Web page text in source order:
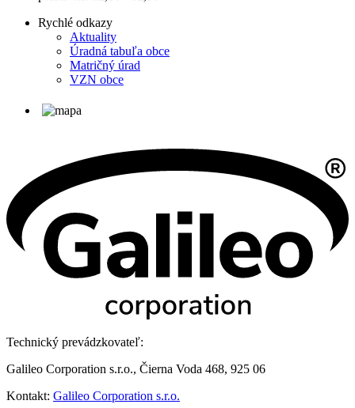
Rychlé odkazy
Aktuality
Úradná tabuľa obce
Matričný úrad
VZN obce
Technický prevádzkovateľ:
Galileo Corporation s.r.o., Čierna Voda 468, 925 06
Kontakt: Galileo Corporation s.r.o.